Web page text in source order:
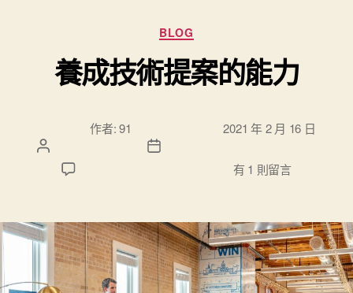
BLOG
養成技術提案的能力
作者:91 2021 年 2 月 16 日
有 1 則留言